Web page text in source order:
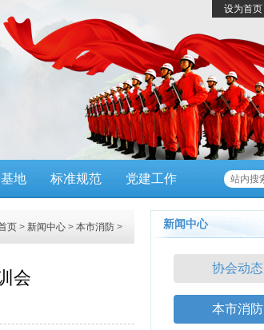
设为首页
地 标准规范 党建工作
页 > 新闻中心 > 本市消防 >
会
新闻中心
协会动态
本市消防